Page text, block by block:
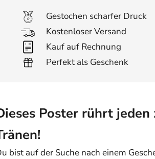
Gestochen scharfer Druck
Kostenloser Versand
Kauf auf Rechnung
Perfekt als Geschenk
Poster rührt jeden
bist auf der Suche nach einem